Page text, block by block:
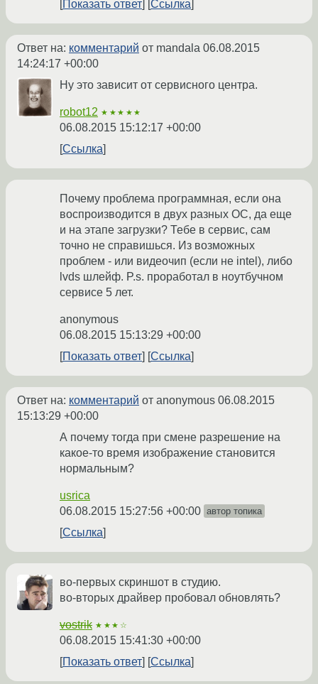
Показать ответ Ссылка
Ответ на: комментарий от mandala 06.08.2015
14:24:17 +00:00
Ну это зависит от сервисного центра.
robot12 ★★★★★
06.08.2015 15:12:17 +00:00
Ссылка
Почему проблема программная, если она
воспроизводится в двух разных ОС, да еще
и на этапе загрузки? Тебе в сервис, сам
точно не справишься. Из возможных
проблем - или видеочип (если не intel), либо
lvds шлейф. P.s. проработал в ноутбучном
сервисе 5 лет.
anonymous
06.08.2015 15:13:29 +00:00
Показать ответ
Ссылка
Ответ на: комментарий от anonymous 06.08.2015
15:13:29 +00:00
А почему тогда при смене разрешение на
какое-то время изображение становится
нормальным?
usrica
06.08.2015 15:27:56 +00:00 автор топика
Ссылка
во-первых скриншот в студию.
во-вторых драйвер пробовал обновлять?
vostrik ★★★☆
06.08.2015 15:41:30 +00:00
Показать ответ
Ссылка